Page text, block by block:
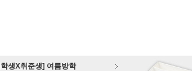
학생X취준생] 여름방학